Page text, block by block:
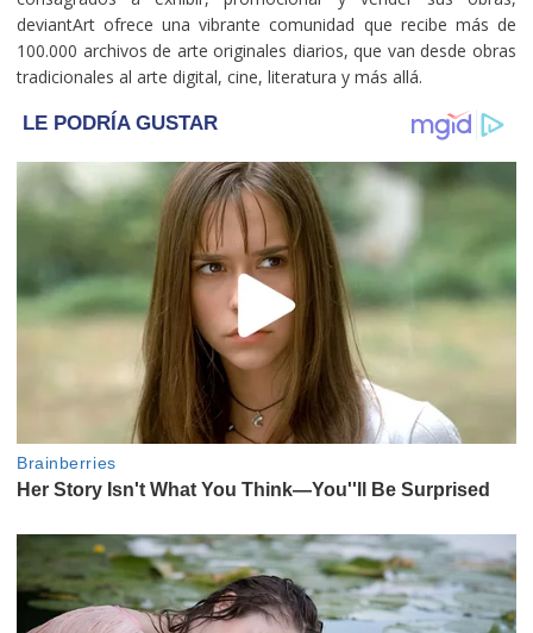
deviantArt ofrece una vibrante comunidad que recibe más de
100.000 archivos de arte originales diarios, que van desde obras
tradicionales al arte digital, cine, literatura y más allá.